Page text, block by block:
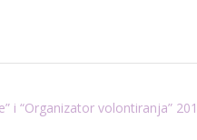
i “Organizator volontiranja”